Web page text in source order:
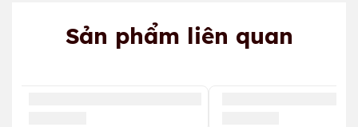
Sản phẩm liên quan